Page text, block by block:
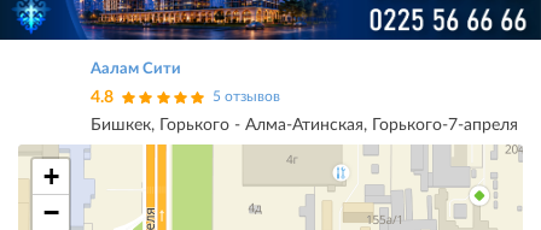
Аалам Сити
4.8 5 отзывов
Бишкек, Горького - Алма-Атинская, Горького-7-апреля
+
−